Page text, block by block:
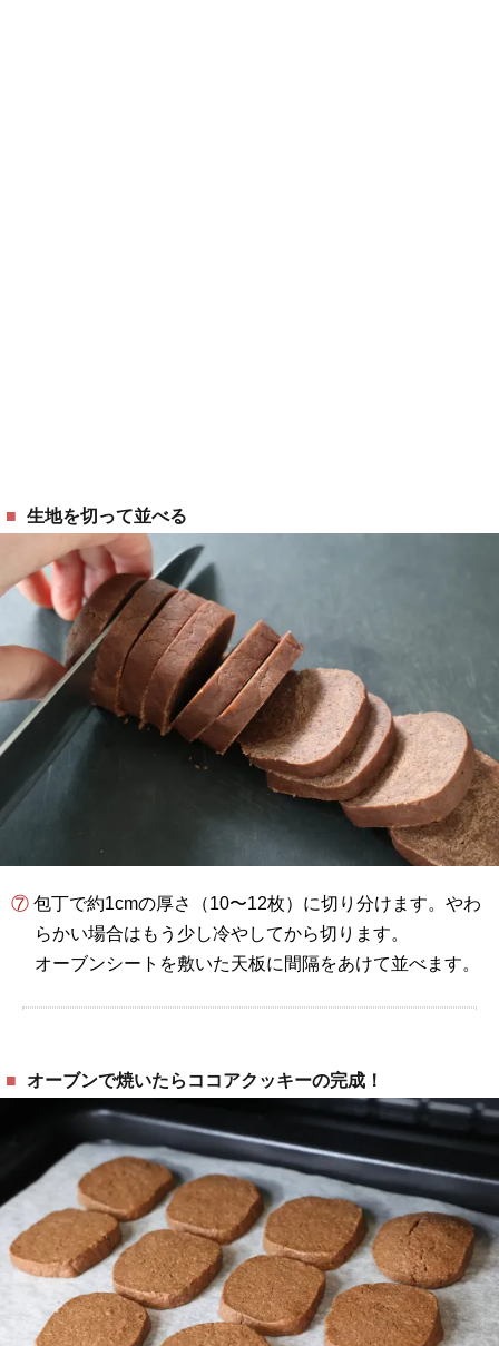
生地を切って並べる
⑦ 包丁で約1cmの厚さ（10〜12枚）に切り分けます。やわ
らかい場合はもう少し冷やしてから切ります。
オーブンシートを敷いた天板に間隔をあけて並べます。
オーブンで焼いたらココアクッキーの完成！